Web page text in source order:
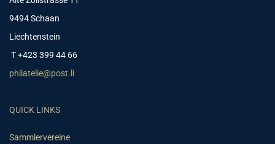
9494 Schaan
Liechtenstein
T +423 399 44 66
philatelie@post.li
QUICK LINKS
Sammlervereine